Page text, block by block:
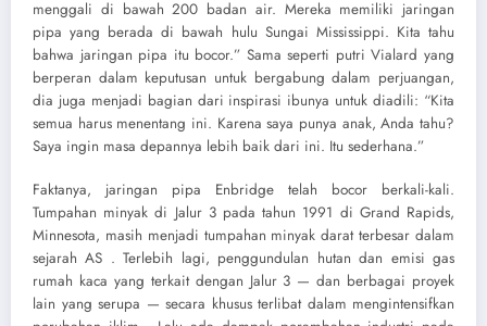
menggali di bawah 200 badan air. Mereka memiliki jaringan
pipa yang berada di bawah hulu Sungai Mississippi. Kita tahu
bahwa jaringan pipa itu bocor.” Sama seperti putri Vialard yang
berperan dalam keputusan untuk bergabung dalam perjuangan,
dia juga menjadi bagian dari inspirasi ibunya untuk diadili: “Kita
semua harus menentang ini. Karena saya punya anak, Anda tahu?
Saya ingin masa depannya lebih baik dari ini. Itu sederhana.”
Faktanya, jaringan pipa Enbridge telah bocor berkali-kali.
Tumpahan minyak di Jalur 3 pada tahun 1991 di Grand Rapids,
Minnesota, masih menjadi tumpahan minyak darat terbesar dalam
sejarah AS . Terlebih lagi, penggundulan hutan dan emisi gas
rumah kaca yang terkait dengan Jalur 3 — dan berbagai proyek
lain yang serupa — secara khusus terlibat dalam mengintensifkan